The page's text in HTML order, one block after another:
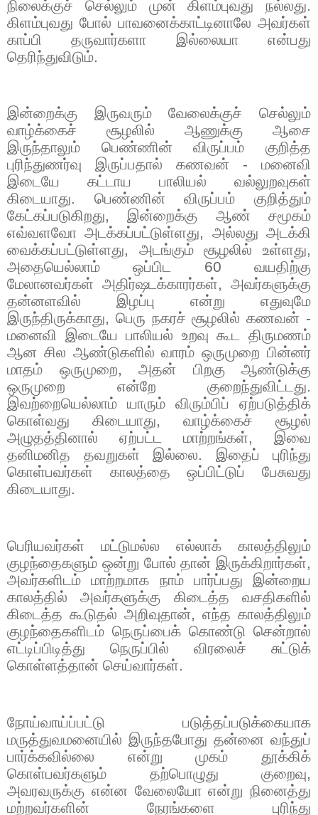
நிலைக்குச் செல்லும் முன் கிளம்புவது நல்லது.
கிளம்புவது போல் பாவனைக்காட்டினாலே அவர்கள்
காப்பி தருவார்களா இல்லையா என்பது
தெரிந்துவிடும்.
இன்றைக்கு இருவரும் வேலைக்குச் செல்லும்
வாழ்க்கைச் சூழலில் ஆணுக்கு ஆசை
இருந்தாலும் பெண்ணின் விருப்பம் குறித்த
புரிந்துணர்வு இருப்பதால் கணவன் - மனைவி
இடையே கட்டாய பாலியல் வல்லுறவுகள்
கிடையாது. பெண்ணின் விருப்பம் குறித்தும்
கேட்கப்படுகிறது,இன்றைக்கு ஆண் சமூகம்
எவ்வளவோ அடக்கப்பட்டுள்ளது, அல்லது அடக்கி
வைக்கப்பட்டுள்ளது, அடங்கும் சூழலில் உள்ளது,
அதையெல்லாம் ஒப்பிட 60 வயதிற்கு
மேலானவர்கள் அதிர்ஷடக்காரர்கள், அவர்களுக்கு
தன்னளவில் இழப்பு என்று எதுவுமே
இருந்திருக்காது, பெரு நகரச் சூழலில் கணவன் -
மனைவி இடையே பாலியல் உறவு கூட திருமணம்
ஆன சில ஆண்டுகளில் வாரம் ஒருமுறை பின்னர்
மாதம் ஒருமுறை, அதன் பிறகு ஆண்டுக்கு
ஒருமுறை என்றே குறைந்துவிட்டது.
இவற்றையெல்லாம் யாரும் விரும்பிப் ஏற்படுத்திக்
கொள்வது கிடையாது, வாழ்க்கைச் சூழல்
அழுதத்தினால் ஏற்பட்ட மாற்றங்கள், இவை
தனிமனித தவறுகள் இல்லை. இதைப் புரிந்து
கொள்பவர்கள் காலத்தை ஒப்பிட்டுப் பேசுவது
கிடையாது.
பெரியவர்கள் மட்டுமல்ல எல்லாக் காலத்திலும்
குழந்தைகளும் ஒன்று போல் தான் இருக்கிறார்கள்,
அவர்களிடம் மாற்றமாக நாம் பார்ப்பது இன்றைய
காலத்தில் அவர்களுக்கு கிடைத்த வசதிகளில்
கிடைத்த கூடுதல் அறிவுதான், எந்த காலத்திலும்
குழந்தைகளிடம் நெருப்பைக் கொண்டு சென்றால்
எட்டிப்பிடித்து நெருப்பில் விரலைச் சுட்டுக்
கொள்ளத்தான் செய்வார்கள்.
நோய்வாய்ப்பட்டு படுத்தப்படுக்கையாக
மருத்துவமனையில் இருந்தபோது தன்னை வந்துப்
பார்க்கவில்லை என்று முகம் தூக்கிக்
கொள்பவர்களும் தற்பொழுது குறைவு,
அவரவருக்கு என்ன வேலையோ என்று நினைத்து
மற்றவர்களின் நேரங்களை புரிந்து